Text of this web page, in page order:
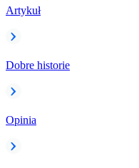
Artykuł
Dobre historie
Opinia